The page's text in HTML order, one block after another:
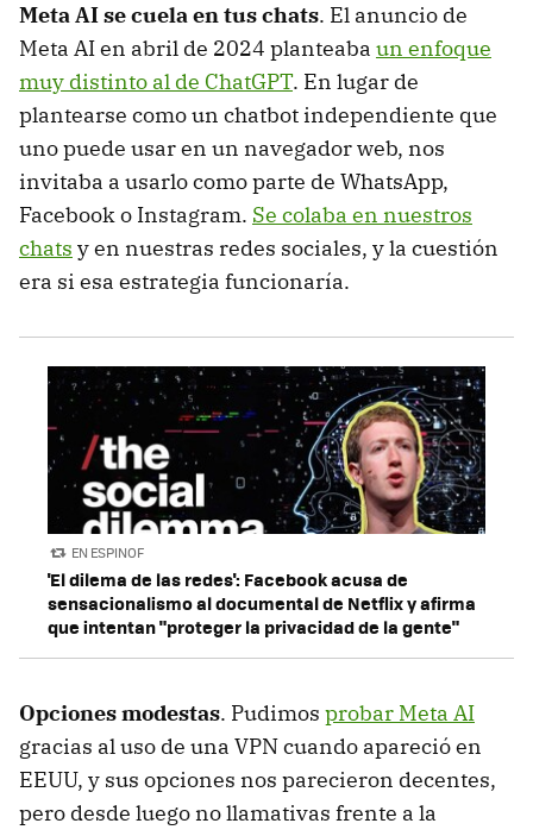
Meta AI se cuela en tus chats. El anuncio de
Meta AI en abril de 2024 planteaba un enfoque
muy distinto al de ChatGPT. En lugar de
plantearse como un chatbot independiente que
uno puede usar en un navegador web, nos
invitaba a usarlo como parte de WhatsApp,
Facebook o Instagram. Se colaba en nuestros
chats y en nuestras redes sociales, y la cuestión
era si esa estrategia funcionaría.
EN ESPINOF
'El dilema de las redes': Facebook acusa de
sensacionalismo al documental de Netflix y afirma
que intentan "proteger la privacidad de la gente"
Opciones modestas. Pudimos probar Meta AI
gracias al uso de una VPN cuando apareció en
EEUU, y sus opciones nos parecieron decentes,
pero desde luego no llamativas frente a la